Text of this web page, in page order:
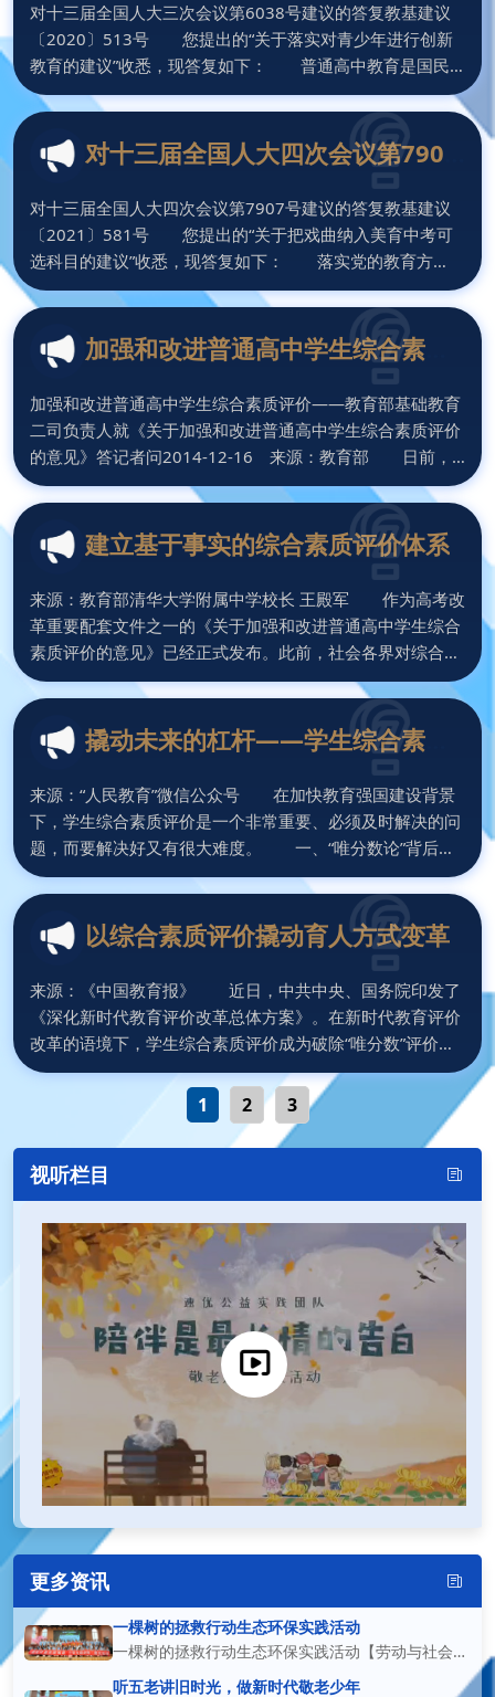
视听栏目
更多资讯
一棵树的拯救行动生态环保实践活动
一棵树的拯救行动生态环保实践活动【劳动与社会实
践】 本次“一棵树的拯救行动”生态环保主题实践活
听五老讲旧时光，做新时代敬老少年
对十三届全国人大三次会议第6038号建议的答复教基建议
〔2020〕513号 您提出的“关于落实对青少年进行创新
教育的建议”收悉，现答复如下： 普通高中教育是国民
教育体系的重要组成部分，衔接义务教育和高等教育，在人
才培养中起着承上启下的关键作用。推进普通高中育人方式
改革对全面贯彻党的教育方针、普及高中阶段教育、培养适
应经济社会发展的各类人才、建设国家创新人才培养体系具
有重要意义。近年来
对十三届全国人大四次会议第7907
对十三届全国人大四次会议第7907号建议的答复教基建议
〔2021〕581号 您提出的“关于把戏曲纳入美育中考可
选科目的建议”收悉，现答复如下： 落实党的教育方
针，全面实施素质教育，促进学生全面发展，必须重视艺术
教育，不断提升学生的艺术素养。教育部高度重视加强艺术
教育和美育考试评价工作，近年来，采取了一系列政策措
施，着力提高中小学美育质量。 一、关于加强美育教
学 目前，我国中小学均
加强和改进普通高中学生综合素质
加强和改进普通高中学生综合素质评价——教育部基础教育
二司负责人就《关于加强和改进普通高中学生综合素质评价
的意见》答记者问2014-12-16 来源：教育部 日前，
教育部印发了《关于加强和改进普通高中学生综合素质评价
的意见》（以下简称《意见》），这是《国务院关于深化考
试招生制度改革的实施意见》的重要配套政策。《意见》出
台的背景与意义是什么？有哪些主要政策要点以及如何贯彻
落实？教
建立基于事实的综合素质评价体系
来源：教育部清华大学附属中学校长 王殿军 作为高考改
革重要配套文件之一的《关于加强和改进普通高中学生综合
素质评价的意见》已经正式发布。此前，社会各界对综合素
质评价如何实施的问题比较担忧，认为现行的高中生综合素
质评价难以满足改革的需求，不具备参考价值。只有建立一
个基于事实、易于使用、具有权威性和公信力的新的综合评
价体系，其评价结果才能在高校招生中具有重要的参考价
值。 新的综合素质评价体系强调基于
撬动未来的杠杆——学生综合素质
来源：“人民教育”微信公众号 在加快教育强国建设背景
下，学生综合素质评价是一个非常重要、必须及时解决的问
题，而要解决好又有很大难度。 一、“唯分数论”背后是
“活生生的人”的缺席 今天的学业水平考试、中考高考正
在从知识点过关走向能力为重、素养立意，这不能不说是一
种进步。但是无论纸笔测验怎么改进，它只是学生某些方面
素质的反映，不能代表一切，更不能与活生生的人画等号。
通过考试鉴别人的某些能力水平有
以综合素质评价撬动育人方式变革
来源：《中国教育报》 近日，中共中央、国务院印发了
《深化新时代教育评价改革总体方案》。在新时代教育评价
改革的语境下，学生综合素质评价成为破除“唯分数”评价痼
疾，改善学生评价生态，促进学生全面而个性化发展，进而
助推学校“转变育人方式”的重要举措与关键路径。具体而
言，包括以下三个方面的价值诉求和教育意蕴。 综合素
质评价是学校落实立德树人根本任务的重要手段。基于立德
树人的内涵和要求，其强调学生作为一
1 2 3